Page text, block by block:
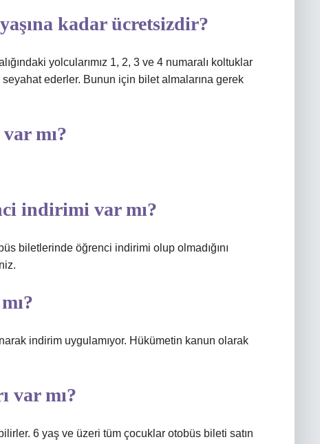
kadar ücretsizdir?
yolcularımız 1, 2, 3 ve 4 numaralı koltuklar
ederler. Bunun için bilet almalarına gerek
mı?
indirimi var mı?
biletlerinde öğrenci indirimi olup olmadığını
indirim uygulamıyor. Hükümetin kanun olarak
var mı?
6 yaş ve üzeri tüm çocuklar otobüs bileti satın